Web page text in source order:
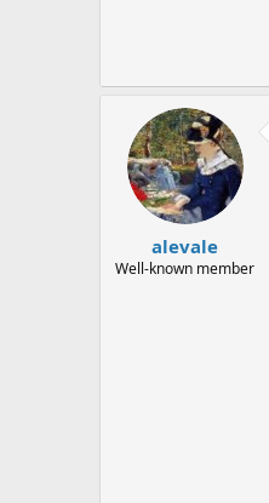
alevale
Well-known member